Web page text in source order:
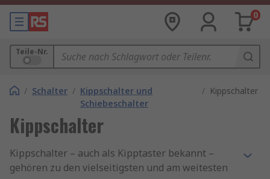
0
Teile-Nr.
/ Schalter / Kippschalter und
Schiebeschalter
/ Kippschalter
Kippschalter
Kippschalter – auch als Kipptaster bekannt –
gehören zu den vielseitigsten und am weitesten